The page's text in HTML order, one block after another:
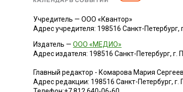
Учредитель — ООО «Квантор»
Адрес учредителя: 198516 Санкт-Петербург,
Издатель —ООО «МЕДИО»
Адрес издателя: 198516 Санкт-Петербург, г.
Главный редактор - Комарова Мария
Адрес редакции: 198516 Санкт-Петербург, г.